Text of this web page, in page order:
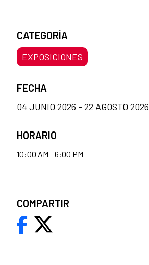
CATEGORÍA
EXPOSICIONES
FECHA
04 JUNIO 2026 - 22 AGOSTO 2026
HORARIO
10:00 AM - 6:00 PM
COMPARTIR